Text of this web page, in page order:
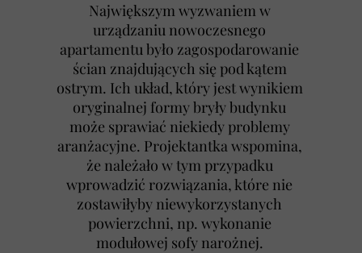
Największym wyzwaniem w
urządzaniu nowoczesnego
apartamentu było zagospodarowanie
ścian znajdujących się pod kątem
ostrym. Ich układ, który jest wynikiem
oryginalnej formy bryły budynku
może sprawiać niekiedy problemy
aranżacyjne. Projektantka wspomina,
że należało w tym przypadku
wprowadzić rozwiązania, które nie
zostawiłyby niewykorzystanych
powierzchni, np. wykonanie
modułowej sofy narożnej.